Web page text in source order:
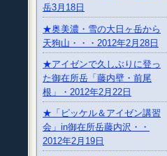
岳3月18日
★奥美濃・雪の大日ヶ岳から
天狗山・・・2012年2月28日
★アイゼンで久しぶりに登っ
た御在所岳「藤内壁・前尾
根」・2012年2月22日
★「ピッケル＆アイゼン講習
会」in御在所岳藤内沢・・
2012年2月19日